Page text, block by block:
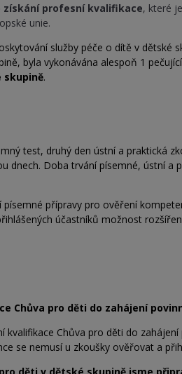
získání profesní kvalifikace, které
unie.
služby péče o dítě v
byla vykonávána alespoň 1
skupině.
test, druhý den ústní a praktická
dnech. Doba trvání písemné, ústní
přípravy pro ověření
účastníků možnost
Chůva pro děti do zahájení
kvalifikace Chůva pro děti do
se nemusí u zkoušky ověřovat a
děti v dětské skupině jsme